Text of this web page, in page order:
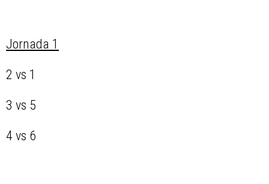
Jornada 1
2 vs 1
3 vs 5
4 vs 6